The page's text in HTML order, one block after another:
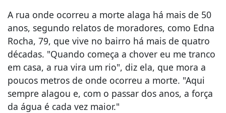
A rua onde ocorreu a morte alaga há mais de 50
anos, segundo relatos de moradores, como Edna
Rocha, 79, que vive no bairro há mais de quatro
décadas. "Quando começa a chover eu me tranco
em casa, a rua vira um rio", diz ela, que mora a
poucos metros de onde ocorreu a morte. "Aqui
sempre alagou e, com o passar dos anos, a força
da água é cada vez maior."